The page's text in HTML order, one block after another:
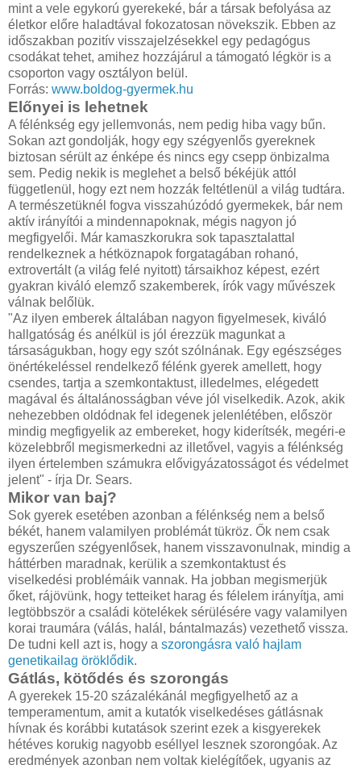
mint a vele egykorú gyerekeké, bár a társak befolyása az
életkor előre haladtával fokozatosan növekszik. Ebben az
időszakban pozitív visszajelzésekkel egy pedagógus
csodákat tehet, amihez hozzájárul a támogató légkör is a
csoporton vagy osztályon belül.
Forrás: www.boldog-gyermek.hu
Előnyei is lehetnek
A félénkség egy jellemvonás, nem pedig hiba vagy bűn.
Sokan azt gondolják, hogy egy szégyenlős gyereknek
biztosan sérült az énképe és nincs egy csepp önbizalma
sem. Pedig nekik is meglehet a belső békéjük attól
függetlenül, hogy ezt nem hozzák feltétlenül a világ tudtára.
A természetüknél fogva visszahúzódó gyermekek, bár nem
aktív irányítói a mindennapoknak, mégis nagyon jó
megfigyelői. Már kamaszkorukra sok tapasztalattal
rendelkeznek a hétköznapok forgatagában rohanó,
extrovertált (a világ felé nyitott) társaikhoz képest, ezért
gyakran kiváló elemző szakemberek, írók vagy művészek
válnak belőlük.
"Az ilyen emberek általában nagyon figyelmesek, kiváló
hallgatóság és anélkül is jól érezzük magunkat a
társaságukban, hogy egy szót szólnának. Egy egészséges
önértékeléssel rendelkező félénk gyerek amellett, hogy
csendes, tartja a szemkontaktust, illedelmes, elégedett
magával és általánosságban véve jól viselkedik. Azok, akik
nehezebben oldódnak fel idegenek jelenlétében, először
mindig megfigyelik az embereket, hogy kiderítsék, megéri-e
közelebbről megismerkedni az illetővel, vagyis a félénkség
ilyen értelemben számukra elővigyázatosságot és védelmet
jelent" - írja Dr. Sears.
Mikor van baj?
Sok gyerek esetében azonban a félénkség nem a belső
békét, hanem valamilyen problémát tükröz. Ők nem csak
egyszerűen szégyenlősek, hanem visszavonulnak, mindig a
háttérben maradnak, kerülik a szemkontaktust és
viselkedési problémáik vannak. Ha jobban megismerjük
őket, rájövünk, hogy tetteiket harag és félelem irányítja, ami
legtöbbször a családi kötelékek sérülésére vagy valamilyen
korai traumára (válás, halál, bántalmazás) vezethető vissza.
De tudni kell azt is, hogy a szorongásra való hajlam
genetikailag öröklődik.
Gátlás, kötődés és szorongás
A gyerekek 15-20 százalékánál megfigyelhető az a
temperamentum, amit a kutatók viselkedéses gátlásnak
hívnak és korábbi kutatások szerint ezek a kisgyerekek
hétéves korukig nagyobb eséllyel lesznek szorongóak. Az
eredmények azonban nem voltak kielégítőek, ugyanis az